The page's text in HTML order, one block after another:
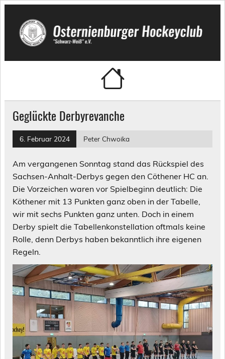
Skip
content
Osternienburger Hockeyclub
Geglückte Derbyrevanche
6. Februar 2024 Peter Chwoika
Am vergangenen Sonntag stand das Rückspiel des
Sachsen-Anhalt-Derbys gegen den Cöthener HC an.
Die Vorzeichen waren vor Spielbeginn deutlich: Die
Köthener mit 13 Punkten ganz oben in der Tabelle,
wir mit sechs Punkten ganz unten. Doch in einem
Derby spielt die Tabellenkonstellation oftmals keine
Rolle, denn Derbys haben bekanntlich ihre eigenen
Regeln.